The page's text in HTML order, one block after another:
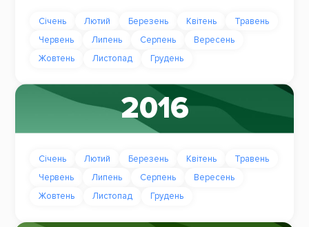
Січень Лютий Березень Квітень
Травень
Червень
Липень Серпень
Вересень
Жовтень
Листопад Грудень
2016
Січень Лютий Березень Квітень
Травень
Червень
Липень Серпень
Вересень
Жовтень
Листопад Грудень